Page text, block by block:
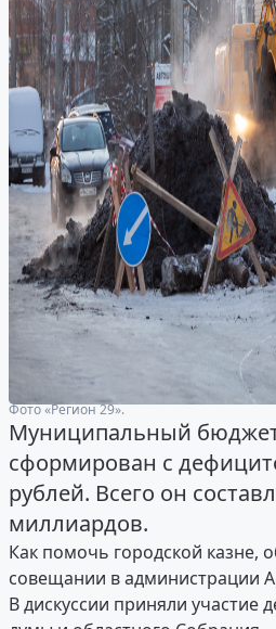
Фото «Регион 29».
Муниципальный бюджет
сформирован с
рублей. Всего он
миллиардов.
Как помочь городской казне,
совещании в администрации
В дискуссии приняли участие